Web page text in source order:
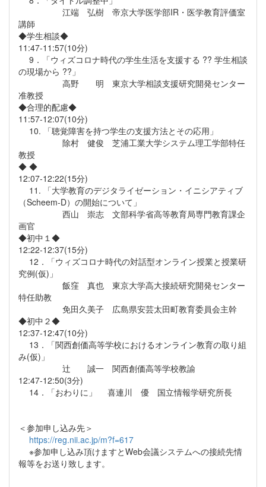
江端 弘樹 帝京大学医学部IR・医学教育評価室
講師
◆学生相談◆
11:47-11:57(10分)
9．「ウィズコロナ時代の学生生活を支援する ?? 学生相談
の現場から ??」
高野 明 東京大学相談支援研究開発センター
准教授
◆合理的配慮◆
11:57-12:07(10分)
10. 「聴覚障害を持つ学生の支援方法とその応用」
除村 健俊 芝浦工業大学システム理工学部特任
教授
◆ ◆
12:07-12:22(15分)
11. 「大学教育のデジタライゼーション・イニシアティブ
（Scheem-D）の開始について」
西山 崇志 文部科学省高等教育局専門教育課企
画官
◆初中１◆
12:22-12:37(15分)
12．「ウィズコロナ時代の対話型オンライン授業と授業研
究例(仮)」
飯窪 真也 東京大学高大接続研究開発センター
特任助教
免田久美子 広島県安芸太田町教育委員会主幹
◆初中２◆
12:37-12:47(10分)
13．「関西創価高等学校におけるオンライン教育の取り組
み(仮)」
辻 誠一 関西創価高等学校教諭
12:47-12:50(3分)
14．「おわりに」 喜連川 優 国立情報学研究所長
＜参加申し込み先＞
https://reg.nii.ac.jp/m?f=617
※参加申し込み頂けますとWeb会議システムへの接続先情
報等をお送り致します。